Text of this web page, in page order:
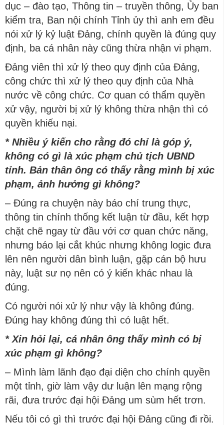
dục – đào tạo, Thông tin – truyền thông, Ủy ban
kiểm tra, Ban nội chính Tỉnh ủy thì anh em đều
nói xử lý kỷ luật Đảng, chính quyền là đúng quy
định, ba cá nhân này cũng thừa nhận vi phạm.
Đảng viên thì xử lý theo quy định của Đảng,
công chức thì xử lý theo quy định của Nhà
nước về công chức. Cơ quan có thẩm quyền
xử vậy, người bị xử lý không thừa nhận thì có
quyền khiếu nại.
* Nhiều ý kiến cho rằng đó chỉ là góp ý,
không có gì là xúc phạm chủ tịch UBND
tỉnh. Bản thân ông có thấy rằng mình bị xúc
phạm, ảnh hưởng gì không?
– Đúng ra chuyện này báo chí trung thực,
thông tin chính thống kết luận từ đầu, kết hợp
chặt chẽ ngay từ đầu với cơ quan chức năng,
nhưng báo lại cắt khúc nhưng không logic đưa
lên nên người dân bình luận, gặp cán bộ hưu
này, luật sư nọ nên có ý kiến khác nhau là
đúng.
Có người nói xử lý như vậy là không đúng.
Đúng hay không đúng thì có luật hết.
* Xin hỏi lại, cá nhân ông thấy mình có bị
xúc phạm gì không?
– Mình làm lãnh đạo đại diện cho chính quyền
một tỉnh, giờ làm vậy dư luận lên mạng rộng
rãi, đưa trước đại hội Đảng um sùm hết trơn.
Nếu tôi có gì thì trước đại hội Đảng cũng đi rồi.